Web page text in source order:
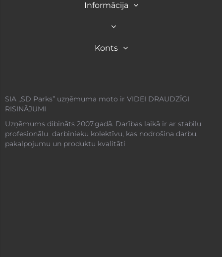
Informācija
Konts
SIA „SD Parks” uzņēmuma moto ir VIDEI DRAUDZĪGI
RISINĀJUMI
Uzņēmums dibināts 2007.gadā. Darības laikā ir ar stabilu
profesionālu darbinieku kolektīvu, kas nodrošina darbu,
pakalpojumu un produktu kvalitāti